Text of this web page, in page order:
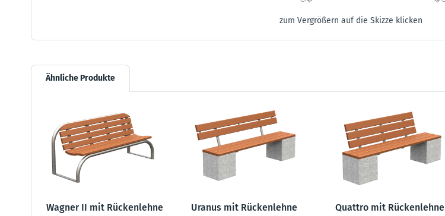
zum Vergrößern auf die Skizze klicken
Ähnliche Produkte
Wagner II mit Rückenlehne Uranus mit Rückenlehne Quattro mit Rückenlehne